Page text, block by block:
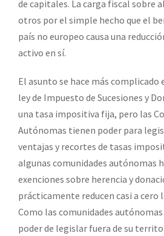
de capitales. La carga fiscal sobre
otros por el simple hecho que el
país no europeo causa una
activo en sí.
El asunto se hace más complicado
ley de Impuesto de Sucesiones y
una tasa impositiva fija, pero las
Autónomas tienen poder para
ventajas y recortes de tasas
algunas comunidades autónomas
exenciones sobre herencia y
prácticamente reducen casi a cero
Como las comunidades
poder de legislar fuera de su